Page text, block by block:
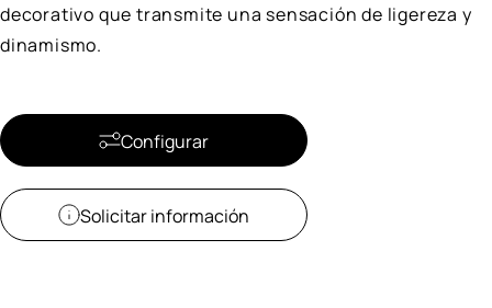
decorativo que transmite una sensación de ligereza y
dinamismo.
Configurar
Solicitar información